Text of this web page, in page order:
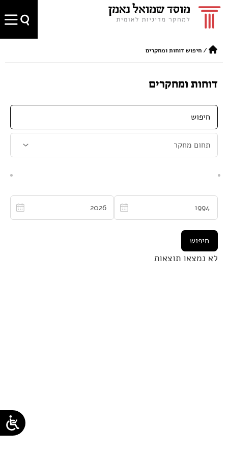
/חיפוש דוחות ומחקרים
דוחות ומחקרים
לא נמצאו תוצאות